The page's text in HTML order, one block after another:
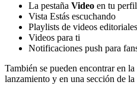
La pestaña Video en tu
Vista Estás escuchando
Playlists de videos editoriales
Videos para ti
Notificaciones push para
También se pueden encontrar en
lanzamiento y en una sección de la